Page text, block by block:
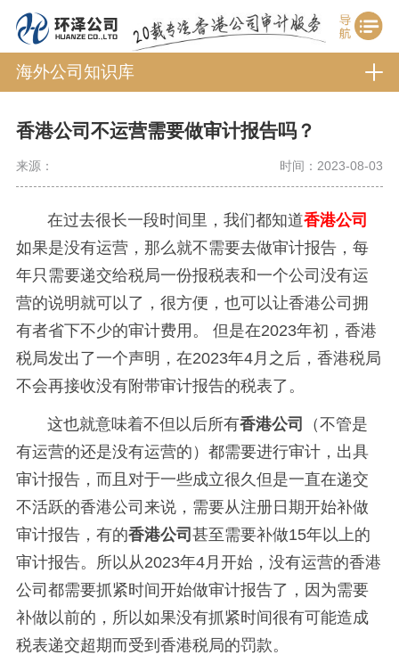
海外公司知识库
香港公司不运营需要做审计报告吗？
来源： 时间：2023-08-03
在过去很长一段时间里，我们都知道香港公司
如果是没有运营，那么就不需要去做审计报告，每
年只需要递交给税局一份报税表和一个公司没有运
营的说明就可以了，很方便，也可以让香港公司拥
有者省下不少的审计费用。
但是在2023年初，香港
税局发出了一个声明，在2023年4月之后，香港税局
不会再接收没有附带审计报告的税表了。
这也就意味着不但以后所有香港公司
（不管是
有运营的还是没有运营的）都需要进行审计，出具
审计报告，而且对于一些成立很久但是一直在递交
不活跃的香港公司来说，需要从注册日期开始补做
审计报告，有的香港公司 甚至需要补做15年以上的
审计报告。所以从2023年4月开始，没有运营的香港
公司都需要抓紧时间开始做审计报告了，因为需要
补做以前的，所以如果没有抓紧时间很有可能造成
税表递交超期而受到香港税局的罚款。